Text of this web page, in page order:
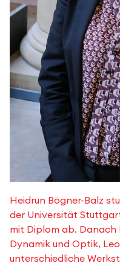
Heidrun Bögner-Balz
der Universität
mit Diplom ab.
Dynamik und Optik,
unterschiedliche